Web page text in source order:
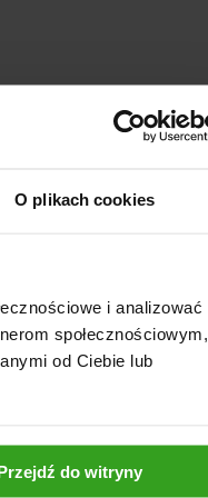
O plikach cookies
i analizować
społecznościowym,
od Ciebie lub
do witryny